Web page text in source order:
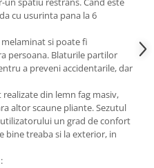
cu usurinta pana la 6
si poate fi
persoana. Blaturile partilor
a preveni accidentarile, dar
realizate din lemn fag masiv,
altor scaune pliante. Sezutul
un grad de confort
bine treaba si la exterior, in
: